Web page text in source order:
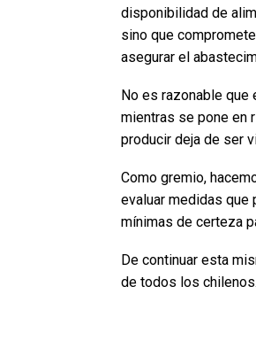
disponibilidad de
sino que
asegurar el
No es razonable
mientras se pone en
producir deja de ser
Como gremio,
evaluar medidas que
mínimas de certeza
De continuar esta
de todos los chilenos.